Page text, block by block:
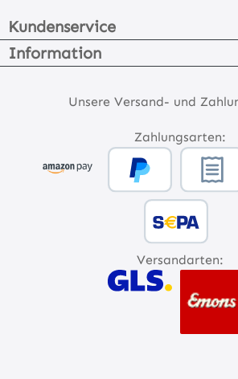
Kundenservice
Information
Unsere Versand- und
Zahlungsarten:
Versandarten: